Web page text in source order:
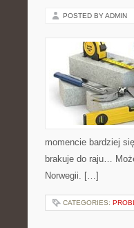
POSTED BY ADMIN
momencie bardziej
brakuje do raju…
Norwegii. […]
CATEGORIES: